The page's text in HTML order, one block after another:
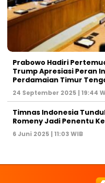
Prabowo Hadiri
Trump Apresiasi Peran
Perdamaian Timur
24 September 2025 | 19:44
Timnas Indonesia
Romeny Jadi Penentu
6 Juni 2025 | 11:03 WIB